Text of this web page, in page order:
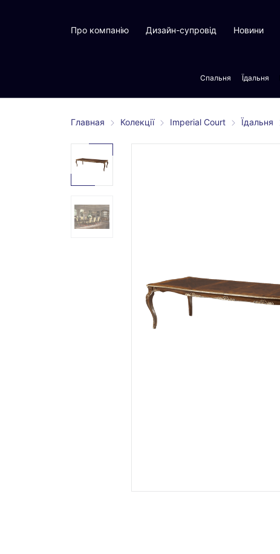
Про компанію Дизайн-супровід Новини
Спальня Їдальня
Главная Колекції Imperial Court Їдальня